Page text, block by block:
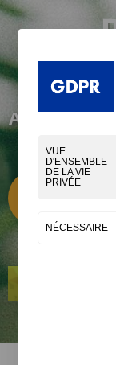
VUE
D'ENSEMBLE
DE LA VIE
PRIVÉE
NÉCESSAIRE
VIVEZ
AVEC NOS